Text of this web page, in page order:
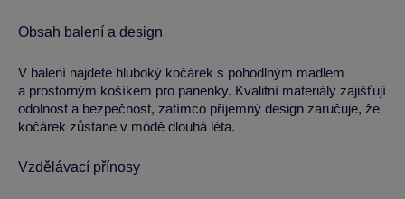
Obsah balení a design
V balení najdete hluboký kočárek s pohodlným madlem
a prostorným košíkem pro panenky. Kvalitní materiály zajišťují
odolnost a bezpečnost, zatímco příjemný design zaručuje, že
kočárek zůstane v módě dlouhá léta.
Vzdělávací přínosy